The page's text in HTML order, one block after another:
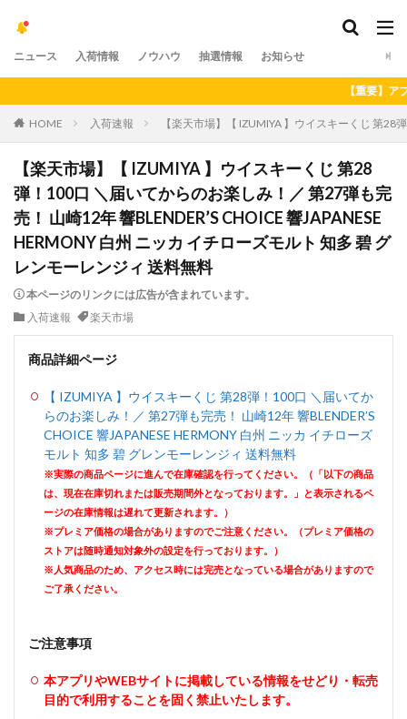
ニュース 入荷情報 ノウハウ 抽選情報 お知らせ
【重要】アプリの
HOME 入荷速報 【楽天市場】【 IZUMIYA 】ウイスキーくじ 第28
【楽天市場】【 IZUMIYA 】ウイスキーくじ 第28
弾！100口 ＼届いてからのお楽しみ！／ 第27弾も完
売！ 山崎12年 響BLENDER’S CHOICE 響JAPANESE
HERMONY 白州 ニッカ イチローズモルト 知多 碧 グ
レンモーレンジィ 送料無料
本ページのリンクには広告が含まれています。
入荷速報
楽天市場
商品詳細ページ
【 IZUMIYA 】ウイスキーくじ 第28弾！100口 ＼届いてか
らのお楽しみ！／ 第27弾も完売！ 山崎12年 響BLENDER’S
CHOICE 響JAPANESE HERMONY 白州 ニッカ イチローズ
モルト 知多 碧 グレンモーレンジィ 送料無料
※実際の商品ページに進んで在庫確認を行ってください。（「以下の商品
は、現在在庫切れまたは販売期間外となっております。」と表示されるペ
ージの在庫情報は遅れて更新されます。）
※プレミア価格の場合がありますのでご注意ください。（プレミア価格の
ストアは随時通知対象外の設定を行っております。）
※人気商品のため、アクセス時には完売となっている場合がありますので
ご了承ください。
ご注意事項
本アプリやWEBサイトに掲載している情報をせどり・転売
目的で利用することを固く禁止いたします。